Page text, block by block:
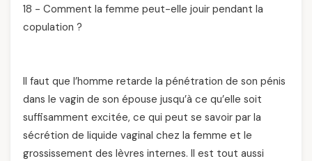
18 - Comment la femme peut-elle jouir pendant la
copulation ?
Il faut que l’homme retarde la pénétration de son pénis
dans le vagin de son épouse jusqu’à ce qu’elle soit
suffisamment excitée, ce qui peut se savoir par la
sécrétion de liquide vaginal chez la femme et le
grossissement des lèvres internes. Il est tout aussi